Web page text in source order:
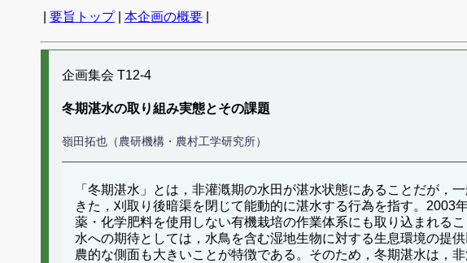
要旨トップ| 本企画の概要
企画集会 T12-4
冬期湛水の取り組み実態とその課題
嶺田拓也（農研機構・農村工学研究所）
「冬期湛水」とは，非灌漑期の水田が湛水状態にあることだが
きた，刈取り後暗渠を閉じて能動的に湛水する行為を指す。
薬・化学肥料を使用しない有機栽培の作業体系にも取り込まれる
水への期待としては，水鳥を含む湿地生物に対する生息環境の提
農的な側面も大きいことが特徴である。そのため，冬期湛水は，